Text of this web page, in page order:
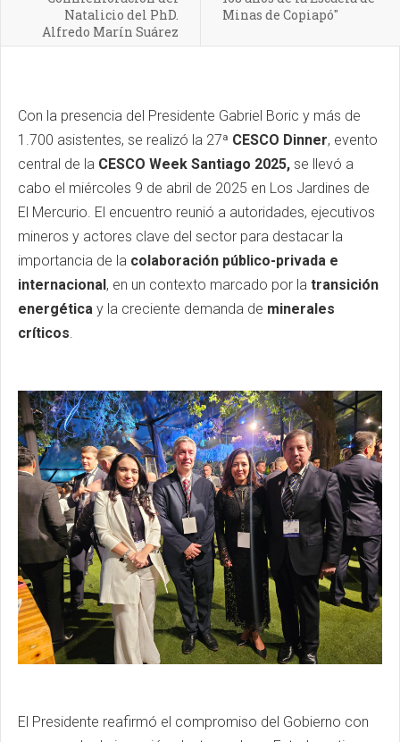
Natalicio del PhD.
Alfredo Marín Suárez
Minas de Copiapó"
Con la presencia del Presidente Gabriel Boric y más de
1.700 asistentes, se realizó la 27ª CESCO Dinner, evento
central de la CESCO Week Santiago 2025, se llevó a
cabo el miércoles 9 de abril de 2025 en Los Jardines de
El Mercurio. El encuentro reunió a autoridades, ejecutivos
mineros y actores clave del sector para destacar la
importancia de la colaboración público-privada e
internacional, en un contexto marcado por la transición
energética y la creciente demanda de minerales
críticos.
El Presidente reafirmó el compromiso del Gobierno con